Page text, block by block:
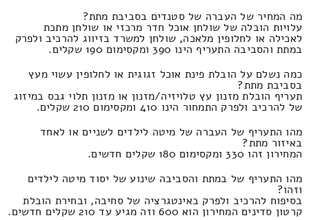
מה המחיר של העברה של סטנדים בסביבת מתת?
עלויות הובלה של שולחן אוכל חדר מרכזי או שולחן מתכת
לאכילה או לחלופין מלאכה, שולחן למשרד בזיווג להרכיב ולפרק
במתת והסביבה התעריף הינו 390 ומקסימום 190 שקלים.
כמה נשלם על הובלת פינת אוכל זגוגית או לחלופין עשוי מעץ
בסביבת מתת?
תעריף הובלת מזנון עץ טלויזיה/מזנון או מזנון תלוי גבס במיזוג
של להרכיב ולפרק התמחור הינו 410 ומקסימום 210 שקלים.
מהו התעריף של העברה של מיטה לילדים לשניים או לאחד
באיזור מתת?
המחירון זהו 330 ומקסימום 180 שקלים חדשים.
מהו התעריף של במתת והסביבה שינוע של יסוד מיטה לילדים
וזהו?
בסיפוח להרכיב ולפרק באינטגרציה של סחיבה, ובחירת הובלת
קרטון סדינים המחירון הוא 600 וזה מגיע עד 210 שקלים חדשים.